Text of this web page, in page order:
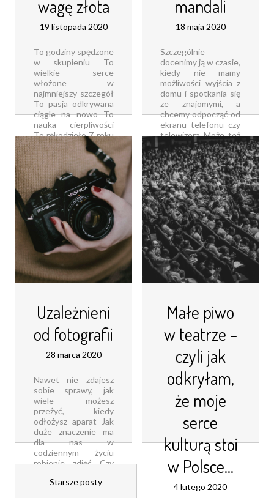
wagę złota
19 listopada 2020
To godziny spędzone
w skupieniu To
wielkie serce
włożone w
najmniejszy szczegół
To pasja odkrywana
ciągle na nowo To
nauka cierpliwości
To rękodzieło Z roku
na rok rośnie popyt
na wyroby
handmade W
dzisiejszych czasach
rękodzieło jest [...]
Czytaj dalej...
mandali
18 maja 2020
Szczególnie
docenimy ją w czasie,
kiedy nie mamy
możliwości wyjścia z
domu i spotkania się
ze znajomymi, a
chcemy odpocząć od
ekranu telefonu czy
telewizora Może też
okazać się
wybawieniem, gdy
potrzebujemy
wyciszenia lub
pragniemy lepiej [...]
Czytaj dalej...
Uzależnieni
od fotografii
28 marca 2020
Nawet nie zdajesz
sobie sprawy, jak
wiele możesz
przeżyć, kiedy
odłożysz aparat Jak
duże znaczenie ma
dla nas w
codziennym życiu
robienie zdjęć Czy
są nam potrzebne
Małe piwo
w teatrze –
czyli jak
odkryłam,
że moje
serce
kulturą stoi
w Polsce…
4 lutego 2020
Starsze posty